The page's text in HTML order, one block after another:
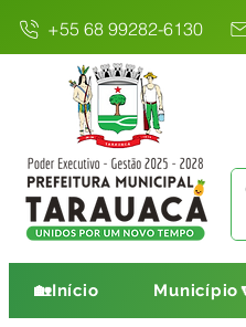
+55 68 99282-6130
🏡Início